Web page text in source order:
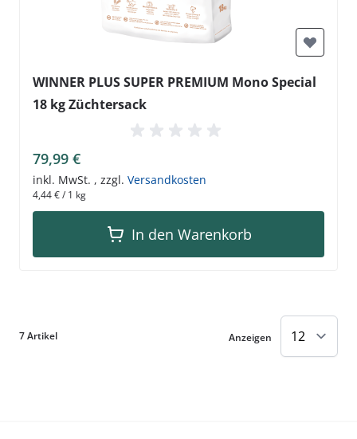
WINNER PLUS SUPER PREMIUM Mono Special
18 kg Züchtersack
79,99 €
inkl. MwSt. , zzgl. Versandkosten
4,44 €/ 1 kg
In den Warenkorb
7Artikel Anzeigen